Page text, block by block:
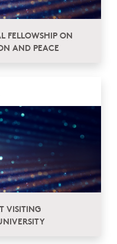
FELLOWSHIP ON
AND PEACE
VISITING